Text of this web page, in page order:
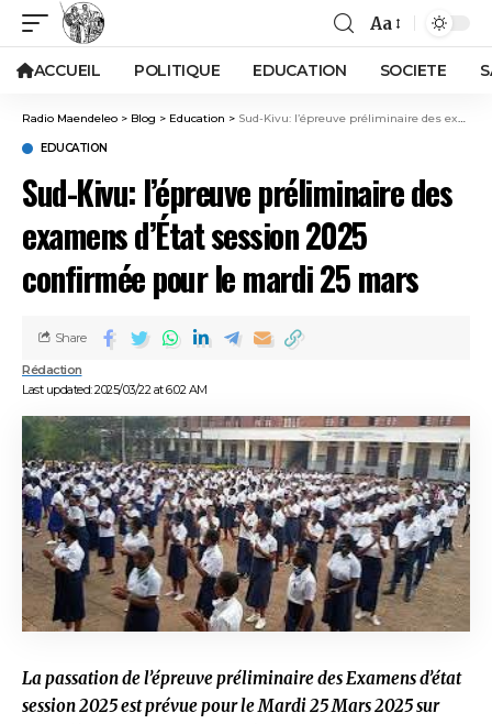
Aa
ACCUEIL POLITIQUE EDUCATION SOCIETE
Radio Maendeleo > Blog > Education > Sud-Kivu: l’épreuve préliminaire des examens d’État session 2025 confirmée pour le mardi 25 mars
EDUCATION
Sud-Kivu: l’épreuve préliminaire des
examens d’État session 2025
confirmée pour le mardi 25 mars
Last updated: 2025/03/22 at 6:02 AM
Rédaction
Share
La passation de l’épreuve préliminaire des Examens d’état
session 2025 est prévue pour le Mardi 25 Mars 2025 sur